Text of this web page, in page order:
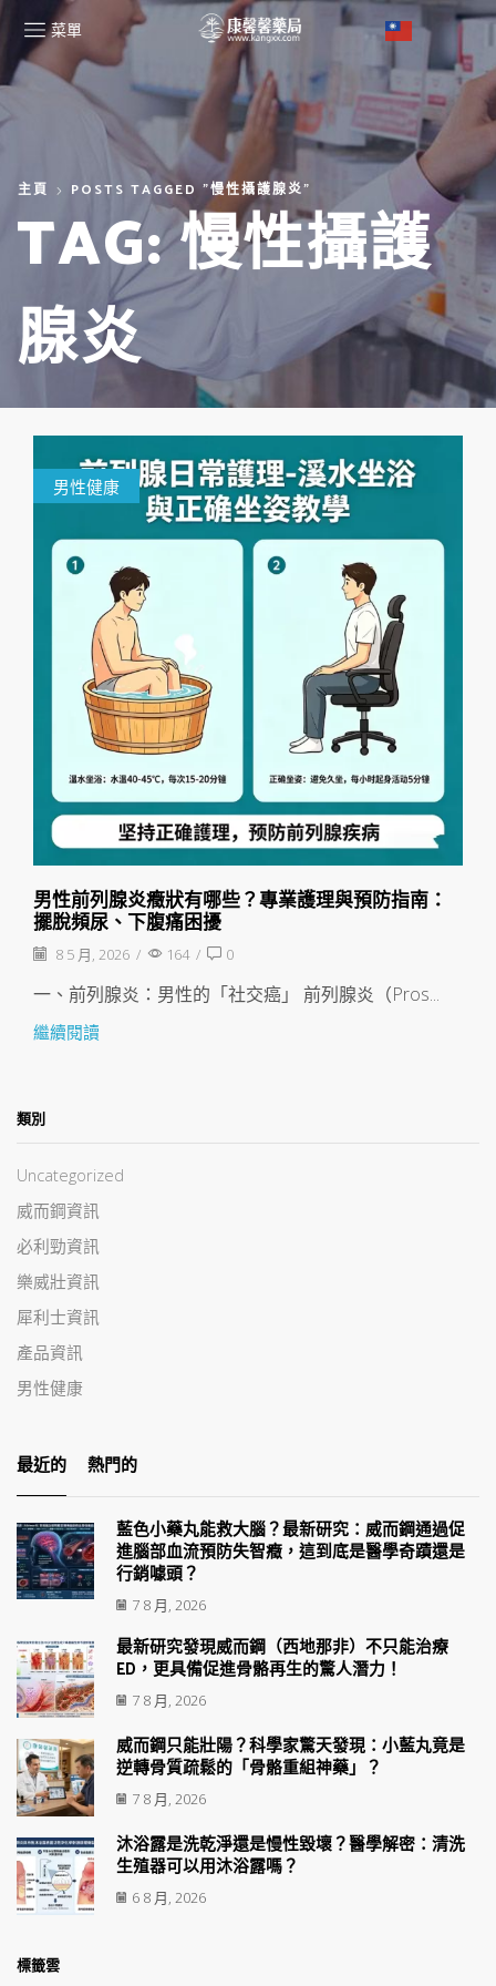
菜單
主頁 POSTS TAGGED "慢性攝護腺炎"
TAG: 慢性攝護
腺炎
男性健康
男性前列腺炎癥狀有哪些？專業護理與預防指南：
擺脫頻尿、下腹痛困擾
8 5 月, 2026 / 164 / 0
一、前列腺炎：男性的「社交癌」 前列腺炎（Pros...
繼續閱讀
類別
Uncategorized
威而鋼資訊
必利勁資訊
樂威壯資訊
犀利士資訊
產品資訊
男性健康
最近的 熱門的
藍色小藥丸能救大腦？最新研究：威而鋼通過促
進腦部血流預防失智癥，這到底是醫學奇蹟還是
行銷噱頭？
7 8 月, 2026
最新研究發現威而鋼（西地那非）不只能治療
ED，更具備促進骨骼再生的驚人潛力！
7 8 月, 2026
威而鋼只能壯陽？科學家驚天發現：小藍丸竟是
逆轉骨質疏鬆的「骨骼重組神藥」？
7 8 月, 2026
沐浴露是洗乾淨還是慢性毀壞？醫學解密：清洗
生殖器可以用沐浴露嗎？
6 8 月, 2026
標籤雲